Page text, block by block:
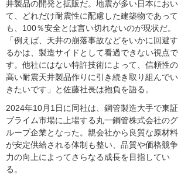
井製品の開発と拡販だ。地震が多い日本におい
て、どれだけ耐震性に配慮した建築物であって
も、100％安全とは言い切れないのが現状だ。
「例えば、天井の崩落事故などをいかに回避す
るかは、製造サイドとして看過できない視点で
す。他社にはない特許技術によって、信頼性の
高い耐震天井製品作りに引き続き取り組んでい
きたいです」と佐藤社長は抱負を語る。
2024年10月1日に同社は、鋼管製造大手で東証
プライム市場に上場する丸一鋼管株式会社のグ
ループ企業となった。親会社から良質な原材料
が安定供給される体制も整い、品質や価格競争
力の向上によってさらなる成長を目指してい
る。